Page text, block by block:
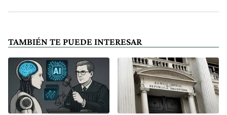
TAMBIÉN TE PUEDE INTERESAR